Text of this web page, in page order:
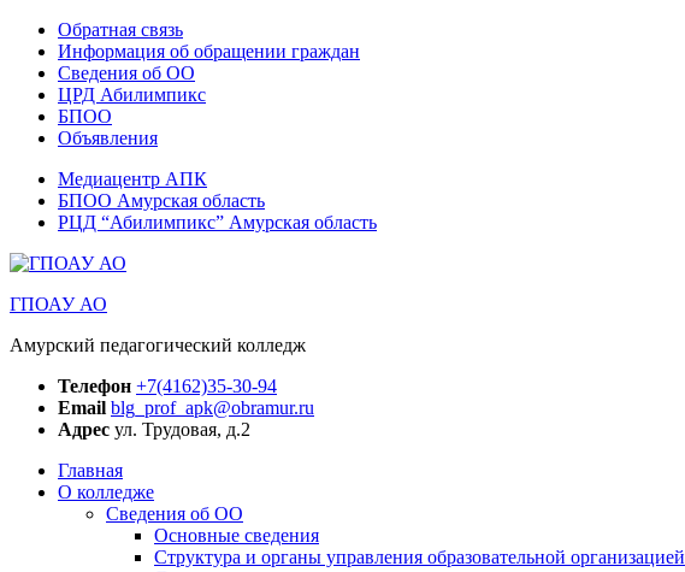
Обратная связь
Информация об обращении граждан
Сведения об ОО
ЦРД Абилимпикс
БПОО
Объявления
Медиацентр АПК
БПОО Амурская область
РЦД “Абилимпикс” Амурская область
ГПОАУ АО
Амурский педагогический колледж
Телефон +7(4162)35-30-94
Email blg_prof_apk@obramur.ru
Адрес ул. Трудовая, д.2
Главная
О колледже
Сведения об ОО
Основные сведения
Структура и органы управления образовательной организацией